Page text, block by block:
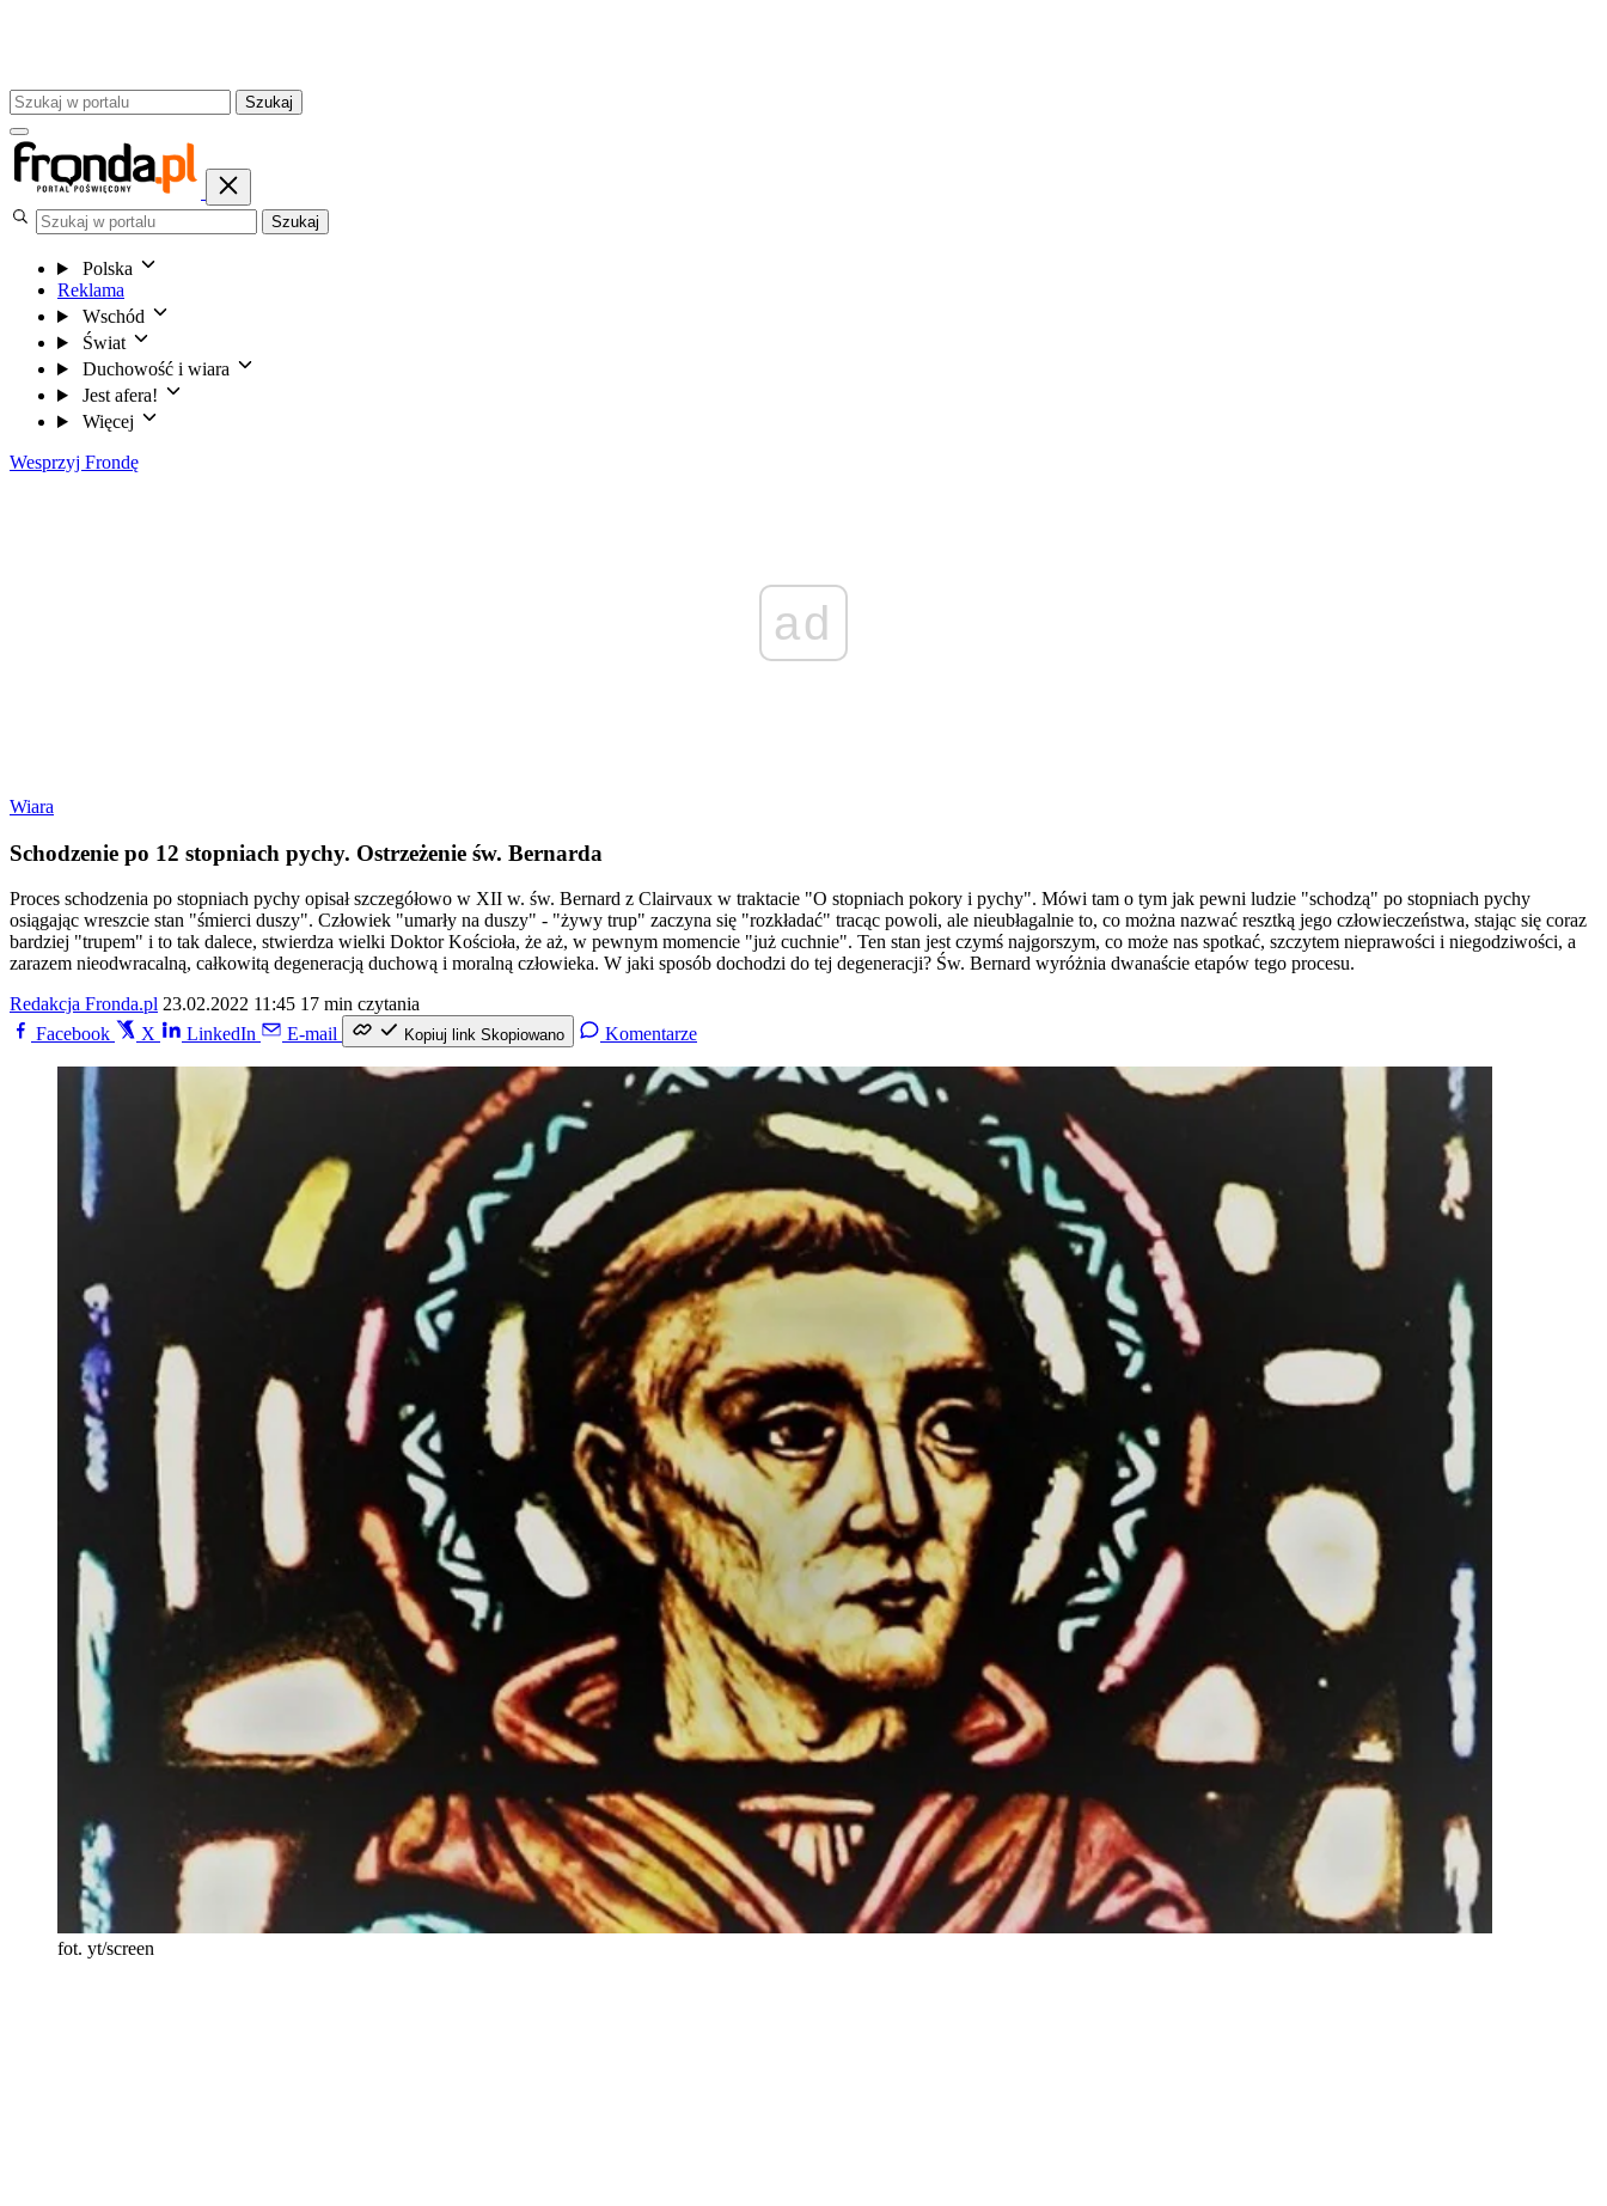
Szukaj
Szukaj
Polska
Reklama
Wschód
Świat
Duchowość i wiara
Jest afera!
Więcej
Wesprzyj Frondę
ad
Wiara
Schodzenie po 12 stopniach pychy. Ostrzeżenie św. Bernarda
Proces schodzenia po stopniach pychy opisał szczegółowo w XII w. św. Bernard z Clairvaux w traktacie "O stopniach pokory i pychy". Mówi tam o tym jak pewni ludzie "schodzą" po stopniach pychy
osiągając wreszcie stan "śmierci duszy". Człowiek "umarły na duszy" - "żywy trup" zaczyna się "rozkładać" tracąc powoli, ale nieubłagalnie to, co można nazwać resztką jego człowieczeństwa, stając się coraz
bardziej "trupem" i to tak dalece, stwierdza wielki Doktor Kościoła, że aż, w pewnym momencie "już cuchnie". Ten stan jest czymś najgorszym, co może nas spotkać, szczytem nieprawości i niegodziwości, a
zarazem nieodwracalną, całkowitą degeneracją duchową i moralną człowieka. W jaki sposób dochodzi do tej degeneracji? Św. Bernard wyróżnia dwanaście etapów tego procesu.
Redakcja Fronda.pl 23.02.2022 11:45 17 min czytania
Facebook
X LinkedIn E-mail Kopiuj link Skopiowano Komentarze
fot. yt/screen